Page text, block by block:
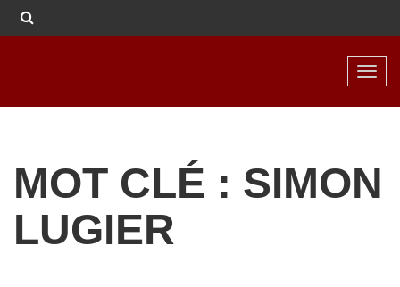
MOT CLÉ : SIMON
LUGIER